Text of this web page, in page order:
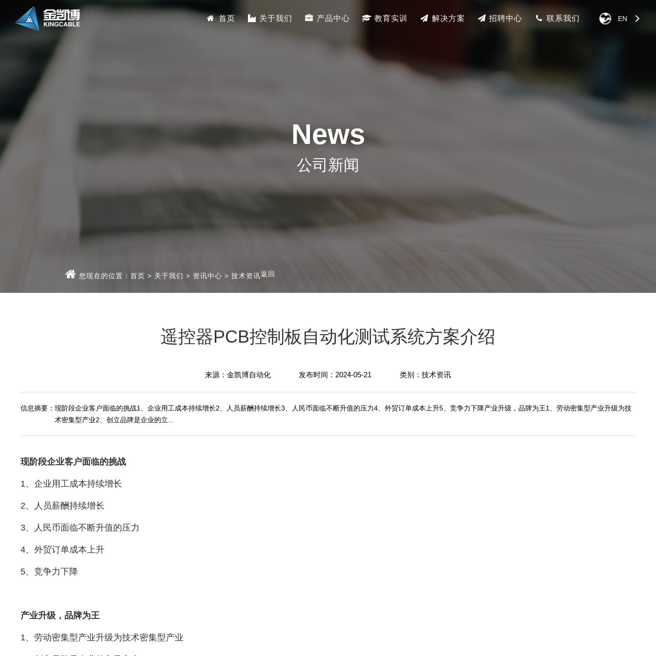
首页 关于我们 产品中心 教育实训 解决方案 招聘中心 联系我们 EN
News
公司新闻
您现在的位置：首页 > 关于我们 > 资讯中心 >技术资讯返回
遥控器PCB控制板自动化测试系统方案介绍
来源：金凯博自动化 发布时间：2024-05-21 类别：技术资讯
信息摘要： 现阶段企业客户面临的挑战1、企业用工成本持续增长2、人员薪酬持续增长3、人民币面临不断升值的压力4、外贸订单成本上升5、竞争力下降产业升级，品牌为王1、劳动密集型产业升级为技
术密集型产业2、创立品牌是企业的立...
现阶段企业客户面临的挑战
1、企业用工成本持续增长
2、人员薪酬持续增长
3、人民币面临不断升值的压力
4、外贸订单成本上升
5、竞争力下降
产业升级，品牌为王
1、劳动密集型产业升级为技术密集型产业